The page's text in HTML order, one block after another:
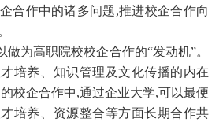
合作中的诸多问题,推进校企合作向
做为高职院校校企合作的“发动机”。
培养、知识管理及文化传播的内在
校企合作中,通过企业大学,可以最便
培养、资源整合等方面长期合作共